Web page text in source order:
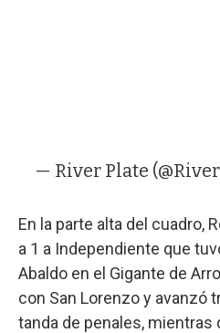
— River Plate
En la parte alta del cuadro,
a 1 a Independiente que
Abaldo en el Gigante de
con San Lorenzo y avanzó
tanda de penales, mientras